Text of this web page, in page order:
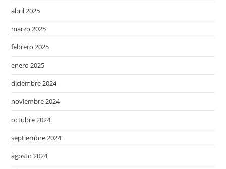
abril 2025
marzo 2025
febrero 2025
enero 2025
diciembre 2024
noviembre 2024
octubre 2024
septiembre 2024
agosto 2024